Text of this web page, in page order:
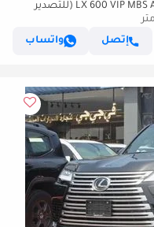
لكزس LX 600 VIP MBS Autobiography 4 Seater Brand New (للتصدير
إتصل
واتساب